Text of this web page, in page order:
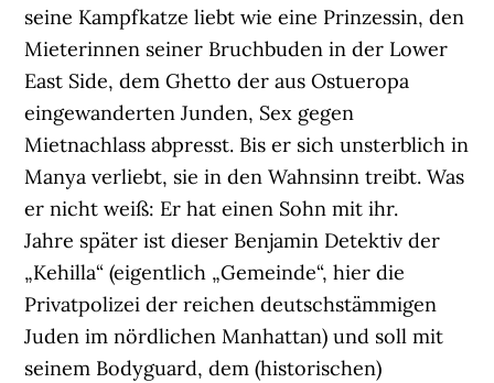
seine Kampfkatze liebt wie eine Prinzessin, den
Mieterinnen seiner Bruchbuden in der Lower
East Side, dem Ghetto der aus Ostueropa
eingewanderten Junden, Sex gegen
Mietnachlass abpresst. Bis er sich unsterblich in
Manya verliebt, sie in den Wahnsinn treibt. Was
er nicht weiß: Er hat einen Sohn mit ihr.
Jahre später ist dieser Benjamin Detektiv der
„Kehilla“ (eigentlich „Gemeinde“, hier die
Privatpolizei der reichen deutschstämmigen
Juden im nördlichen Manhattan) und soll mit
seinem Bodyguard, dem (historischen)